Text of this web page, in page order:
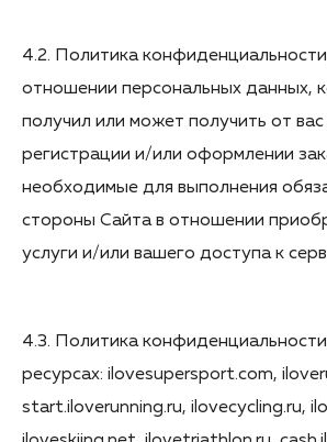
4.2. Политика
отношении персональных данных,
получил или может получить от вас
регистрации и/или оформлении
необходимые для выполнения
стороны Сайта в отношении
услуги и/или вашего доступа к
4.3. Политика
ресурсах: ilovesupersport.com,
start.iloverunning.ru, ilovecycling.ru,